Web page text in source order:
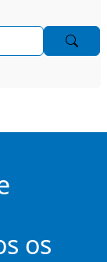
os